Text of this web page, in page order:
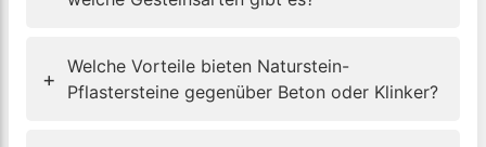
+
Welche Vorteile bieten Naturstein-
Pflastersteine gegenüber Beton oder Klinker?